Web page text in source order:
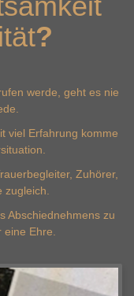
?
werde, geht es nie
viel Erfahrung komme
Zuhörer,
Abschiednehmens zu
Ehre.